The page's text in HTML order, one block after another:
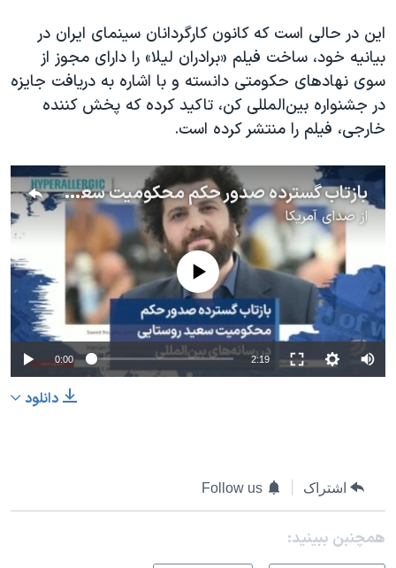
این در حالی است که کانون کارگردانان سینمای ایران در
بیانیه خود، ساخت فیلم «برادران لیلا» را دارای مجوز از
سوی نهادهای حکومتی دانسته و با اشاره به دریافت جایزه
در جشنواره بین‌المللی کن، تاکید کرده که پخش کننده
خارجی، فیلم را منتشر کرده است.
بازتاب گسترده صدور حکم محکومیت سعید روستایی در رسانه‌های بین‌المللی
ازصدای آمریکا
No media source currently available
0:00 2:19
دانلود
اشتراک Follow us
همچنبن ببینید: